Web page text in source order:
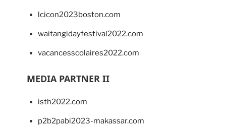
lcicon2023boston.com
waitangidayfestival2022.com
vacancesscolaires2022.com
MEDIA PARTNER II
isth2022.com
p2b2pabi2023-makassar.com